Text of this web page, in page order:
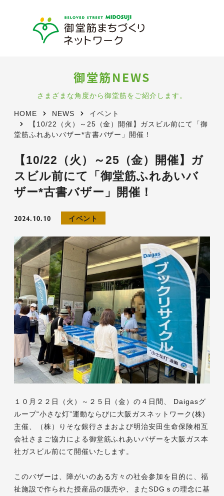
御堂筋NEWS
さまざまな角度から御堂筋をご紹介します。
HOME NEWS
イベント
【10/22（火）～25（金）開催】ガスビル前にて「御
堂筋ふれあいバザー*古書バザー」開催！
【10/22（火）～25（金）開催】ガ
スビル前にて「御堂筋ふれあいバ
ザー*古書バザー」開催！
2024.10.10 イベント
１０月２２日（火）～２５日（金）の４日間、 Daigasグ
ループ“小さな灯”運動ならびに大阪ガスネットワーク(株)
主催、（株）りそな銀行さまおよび明治安田生命保険相互
会社さまご協力による御堂筋ふれあいバザーを大阪ガス本
社ガスビル前にて開催いたします。
このバザーは、障がいのある方々の社会参加を目的に、福
祉施設で作られた授産品の販売や、またSDGｓの理念に基